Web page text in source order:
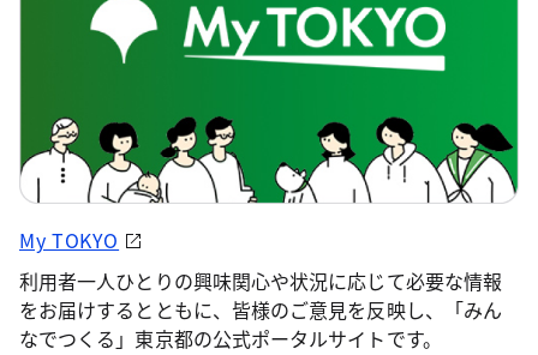
My TOKYO
利用者一人ひとりの興味関心や状況に応じて必要な情報
をお届けするとともに、皆様のご意見を反映し、「みん
なでつくる」東京都の公式ポータルサイトです。